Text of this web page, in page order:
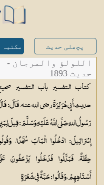
پچھلی حدیث مکتبہ
اللولؤ والمرجان -
حدیث 1893
كتاب التفسير باب التفسير
حديث أَبِي هُرَيْرَةَ رضي الله عنه، قَالَ:
رَسُولُ اللهِ صَلَّى اللَّهُ عَلَيْهِ وَسَلَّمَ: قِيلَ
إِسْرَائِيلَ: ادْخُلُوا الْبَابَ سُجَّدًا،
حِطَّةٌ، فَبَدَّلُوا فَدَخَلُوا يَزْحَفُونَ
أَسْتَاهِهِمْ، وَقَالُوا: حَبَّةٌ فِي شَعْرَةٍ